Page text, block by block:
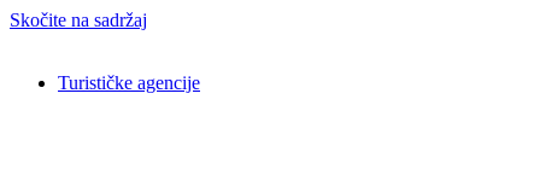
Skočite na sadržaj
Turističke agencije